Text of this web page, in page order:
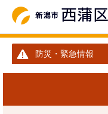
ジ
先
防災・緊急情報